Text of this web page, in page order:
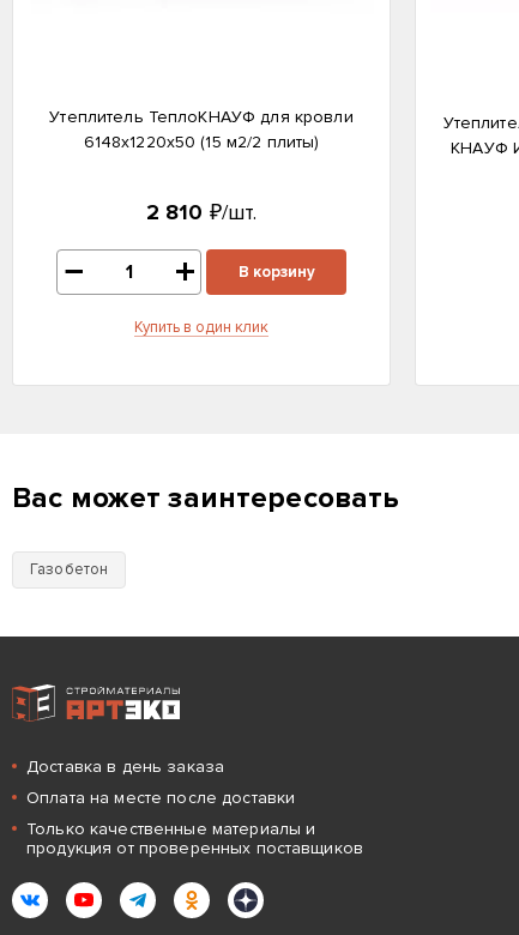
Утеплитель ТеплоКНАУФ для кровли
6148х1220х50 (15 м2/2 плиты)
2 810 ₽/шт.
В корзину
Купить в один клик
КНАУФ
Вас может заинтересовать
Газобетон
Интернет-магазин строительных материалов «АРТЭКО»
Доставка в день заказа
Оплата на месте после доставки
Только качественные материалы и
продукция от проверенных поставщиков
ВКонтактеYouTubeTelegramОдноклассники
Яндекс.Дзен